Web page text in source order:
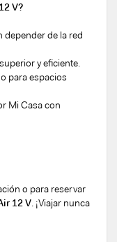
V?
depender de la red
y eficiente.
para espacios
Mi Casa con
o para reservar
12 V. ¡Viajar nunca